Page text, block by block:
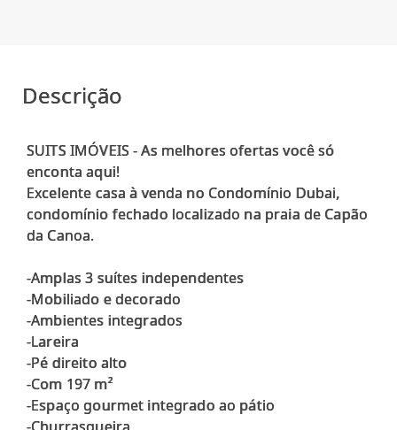
Descrição
SUITS IMÓVEIS - As melhores ofertas você só
enconta aqui!
Excelente casa à venda no Condomínio Dubai,
condomínio fechado localizado na praia de Capão
da Canoa.
-Amplas 3 suítes independentes
-Mobiliado e decorado
-Ambientes integrados
-Lareira
-Pé direito alto
-Com 197 m²
-Espaço gourmet integrado ao pátio
-Churrasqueira